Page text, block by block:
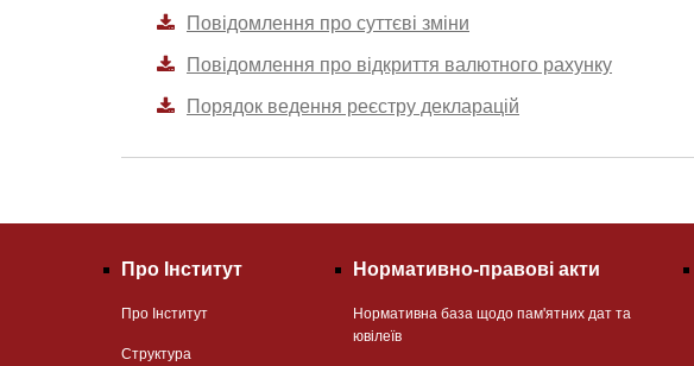
Повідомлення про суттєві зміни
Повідомлення про відкриття валютного рахунку
Порядок ведення реєстру декларацій
Про Інститут
Про Інститут
Структура
Нормативно-правові акти
Нормативна база щодо пам'ятних дат та
ювілеїв